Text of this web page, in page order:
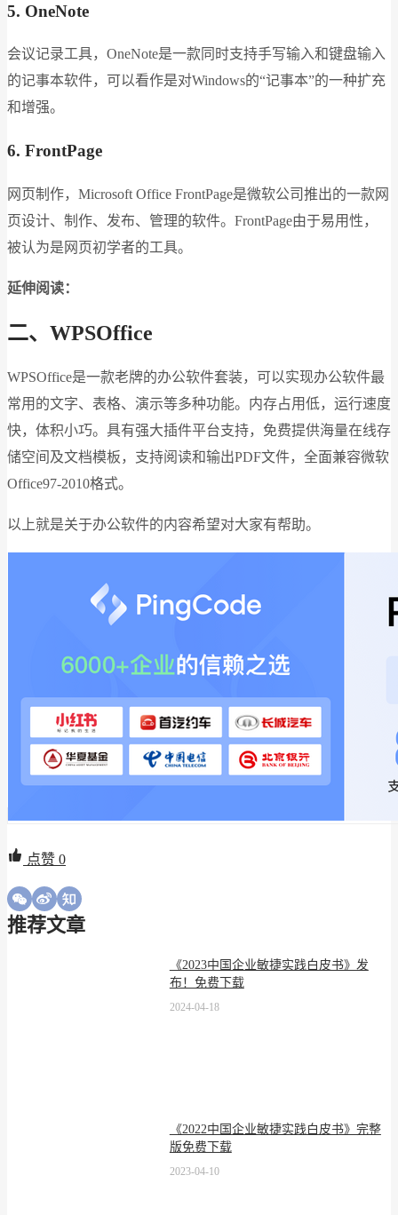
5. OneNote
会议记录工具，OneNote是一款同时支持手写输入和键盘输入
的记事本软件，可以看作是对Windows的“记事本”的一种扩充
和增强。
6. FrontPage
网页制作，Microsoft Office FrontPage是微软公司推出的一款网
页设计、制作、发布、管理的软件。FrontPage由于易用性，
被认为是网页初学者的工具。
延伸阅读：
二、WPSOffice
WPSOffice是一款老牌的办公软件套装，可以实现办公软件最
常用的文字、表格、演示等多种功能。内存占用低，运行速度
快，体积小巧。具有强大插件平台支持，免费提供海量在线存
储空间及文档模板，支持阅读和输出PDF文件，全面兼容微软
Office97-2010格式。
以上就是关于办公软件的内容希望对大家有帮助。
点赞 0
推荐文章
《2023中国企业敏捷实践白皮书》发
布！免费下载
2024-04-18
《2022中国企业敏捷实践白皮书》完整
版免费下载
2023-04-10